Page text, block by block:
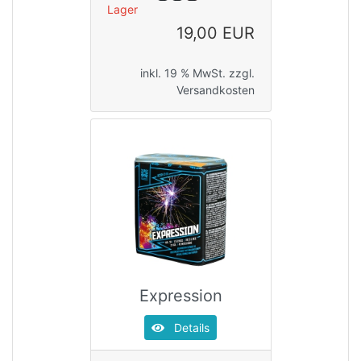
Lager
19,00 EUR
inkl. 19 % MwSt. zzgl.
Versandkosten
Expression
Details